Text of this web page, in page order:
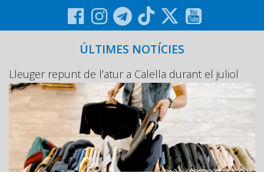
ÚLTIMES NOTÍCIES
Lleuger repunt de l’atur a Calella durant el juliol